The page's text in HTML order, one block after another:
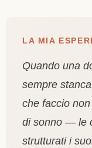
LA MIA
Quando una
sempre
che faccio
di sonno — le
strutturati i